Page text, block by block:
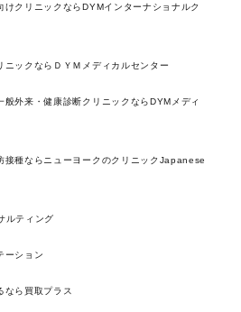
けクリニックならDYMインターナショナルク
ニックならＤＹＭメディカルセンター
般外来・健康診断クリニックならDYMメディ
接種ならニューヨークのクリニックJapanese
ルティング
ーション
なら買取プラス